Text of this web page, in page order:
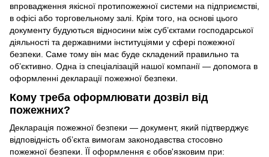
впровадження якісної протипожежної системи на підприємстві,
в офісі або торговельному залі. Крім того, на основі цього
документу будуються відносини між суб’єктами господарської
діяльності та державними інституціями у сфері пожежної
безпеки. Саме тому він має буде складений правильно та
об’єктивно. Одна із спеціалізацій нашої компанії — допомога в
оформленні декларації пожежної безпеки.
Кому треба оформлювати дозвіл від
пожежних?
Декларація пожежної безпеки — документ, який підтверджує
відповідність об’єкта вимогам законодавства стосовно
пожежної безпеки. ЇЇ оформлення є обов'язковим при: